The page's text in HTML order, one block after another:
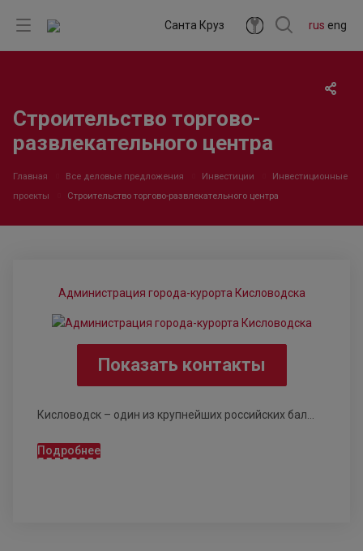
rus eng
Санта Круз
Строительство торгово-
развлекательного центра
Главная Все деловые предложения Инвестиции
Инвестиционные
проекты
Строительство торгово-развлекательного центра
Администрация города-курорта Кисловодска
Показать контакты
Кисловодск – один из крупнейших российских бал...
Подробнее